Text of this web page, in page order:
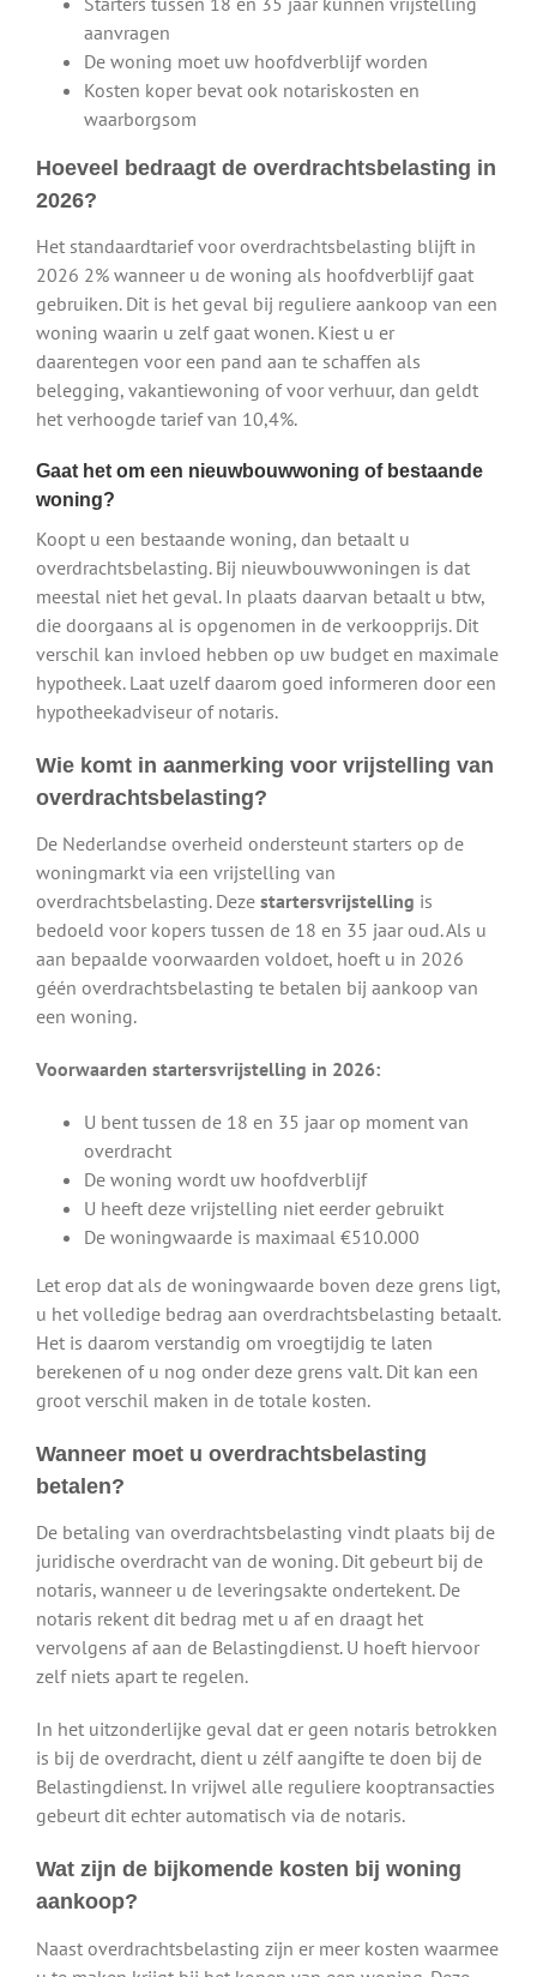
aanvragen
De woning moet uw hoofdverblijf worden
Kosten koper bevat ook notariskosten en
waarborgsom
Hoeveel bedraagt de overdrachtsbelasting in
2026?
Het standaardtarief voor overdrachtsbelasting blijft in
2026 2% wanneer u de woning als hoofdverblijf gaat
gebruiken. Dit is het geval bij reguliere aankoop van een
woning waarin u zelf gaat wonen. Kiest u er
daarentegen voor een pand aan te schaffen als
belegging, vakantiewoning of voor verhuur, dan geldt
het verhoogde tarief van 10,4%.
Gaat het om een nieuwbouwwoning of bestaande
woning?
Koopt u een bestaande woning, dan betaalt u
overdrachtsbelasting. Bij nieuwbouwwoningen is dat
meestal niet het geval. In plaats daarvan betaalt u btw,
die doorgaans al is opgenomen in de verkoopprijs. Dit
verschil kan invloed hebben op uw budget en maximale
hypotheek. Laat uzelf daarom goed informeren door een
hypotheekadviseur of notaris.
Wie komt in aanmerking voor vrijstelling van
overdrachtsbelasting?
De Nederlandse overheid ondersteunt starters op de
woningmarkt via een vrijstelling van
overdrachtsbelasting. Deze startersvrijstelling is
bedoeld voor kopers tussen de 18 en 35 jaar oud. Als u
aan bepaalde voorwaarden voldoet, hoeft u in 2026
géén overdrachtsbelasting te betalen bij aankoop van
een woning.
Voorwaarden startersvrijstelling in 2026:
U bent tussen de 18 en 35 jaar op moment van
overdracht
De woning wordt uw hoofdverblijf
U heeft deze vrijstelling niet eerder gebruikt
De woningwaarde is maximaal €510.000
Let erop dat als de woningwaarde boven deze grens ligt,
u het volledige bedrag aan overdrachtsbelasting betaalt.
Het is daarom verstandig om vroegtijdig te laten
berekenen of u nog onder deze grens valt. Dit kan een
groot verschil maken in de totale kosten.
Wanneer moet u overdrachtsbelasting
betalen?
De betaling van overdrachtsbelasting vindt plaats bij de
juridische overdracht van de woning. Dit gebeurt bij de
notaris, wanneer u de leveringsakte ondertekent. De
notaris rekent dit bedrag met u af en draagt het
vervolgens af aan de Belastingdienst. U hoeft hiervoor
zelf niets apart te regelen.
In het uitzonderlijke geval dat er geen notaris betrokken
is bij de overdracht, dient u zélf aangifte te doen bij de
Belastingdienst. In vrijwel alle reguliere kooptransacties
gebeurt dit echter automatisch via de notaris.
Wat zijn de bijkomende kosten bij woning
aankoop?
Naast overdrachtsbelasting zijn er meer kosten waarmee